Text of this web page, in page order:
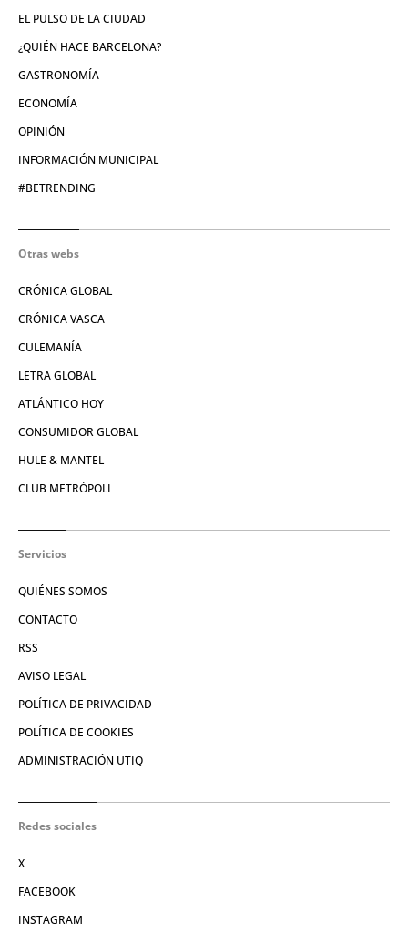
EL PULSO DE LA CIUDAD
¿QUIÉN HACE BARCELONA?
GASTRONOMÍA
ECONOMÍA
OPINIÓN
INFORMACIÓN MUNICIPAL
#BETRENDING
Otras webs
CRÓNICA GLOBAL
CRÓNICA VASCA
CULEMANÍA
LETRA GLOBAL
ATLÁNTICO HOY
CONSUMIDOR GLOBAL
HULE & MANTEL
CLUB METRÓPOLI
Servicios
QUIÉNES SOMOS
CONTACTO
RSS
AVISO LEGAL
POLÍTICA DE PRIVACIDAD
POLÍTICA DE COOKIES
ADMINISTRACIÓN UTIQ
Redes sociales
X
FACEBOOK
INSTAGRAM